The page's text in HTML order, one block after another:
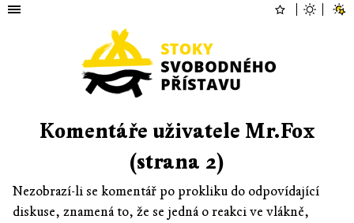
Komentáře uživatele Mr.Fox
(strana 2)
Nezobrazí-li se komentář po prokliku do odpovídající
diskuse, znamená to, že se jedná o reakci ve vlákně,